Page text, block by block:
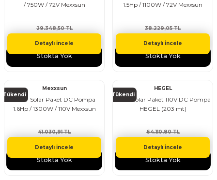
/ 750W / 72V Mexxsun
29.348,50 TL
Detaylı İncele
Stokta Yok
1.5Hp / 1100W / 72V Mexxsun
38.229,05 TL
Detaylı İncele
Stokta Yok
Tükendi
Mexxsun
Hazır Solar Paket DC Pompa
1.6Hp / 1300W / 110V Mexxsun
41.030,91 TL
Detaylı İncele
Stokta Yok
Tükendi
HEGEL
Hazır Solar Paket 110V DC Pompa
HEGEL (203 mt)
64.110,80 TL
Detaylı İncele
Stokta Yok